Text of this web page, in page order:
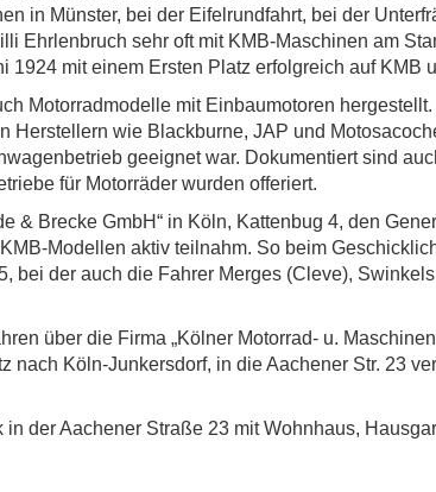
in Münster, bei der Eifelrundfahrt, bei der
Ehrlenbruch sehr oft mit KMB-Maschinen am
mit einem Ersten Platz erfolgreich auf KMB
Motorradmodelle mit Einbaumotoren
Herstellern wie Blackburne, JAP und
geeignet war. Dokumentiert sind
für Motorräder wurden offeriert.
& Brecke GmbH“ in Köln, Kattenbug 4, den
Modellen aktiv teilnahm. So beim
bei der auch die Fahrer Merges (Cleve),
über die Firma „Kölner Motorrad- u.
nach Köln-Junkersdorf, in die Aachener Str. 23
der Aachener Straße 23 mit Wohnhaus,